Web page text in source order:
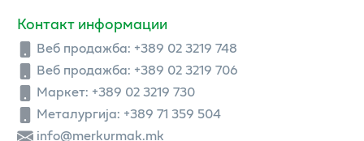
Контакт информации
Веб продажба: +389 02 3219 748
Веб продажба: +389 02 3219 706
Маркет: +389 02 3219 730
Металургија: +389 71 359 504
info@merkurmak.mk